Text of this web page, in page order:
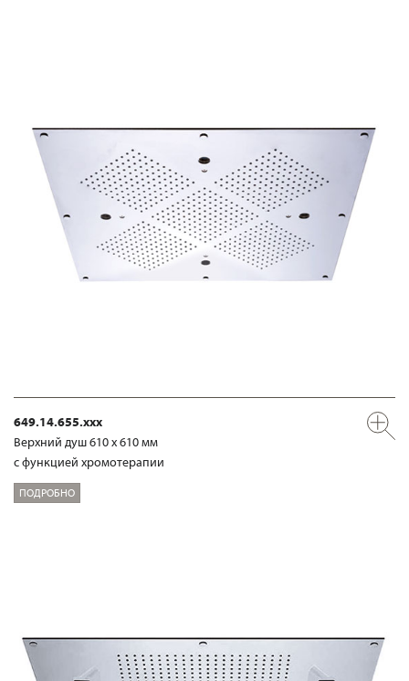
649.14.655.xxx
Верхний душ 610 х 610 мм
с функцией хромотерапии
ПОДРОБНО